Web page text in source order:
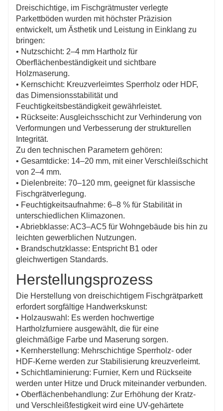
Dreischichtige, im Fischgrätmuster verlegte
Parkettböden wurden mit höchster Präzision
entwickelt, um Ästhetik und Leistung in Einklang zu
bringen:
• Nutzschicht: 2–4 mm Hartholz für
Oberflächenbeständigkeit und sichtbare
Holzmaserung.
• Kernschicht: Kreuzverleimtes Sperrholz oder HDF,
das Dimensionsstabilität und
Feuchtigkeitsbeständigkeit gewährleistet.
• Rückseite: Ausgleichsschicht zur Verhinderung von
Verformungen und Verbesserung der strukturellen
Integrität.
Zu den technischen Parametern gehören:
• Gesamtdicke: 14–20 mm, mit einer Verschleißschicht
von 2–4 mm.
• Dielenbreite: 70–120 mm, geeignet für klassische
Fischgrätverlegung.
• Feuchtigkeitsaufnahme: 6–8 % für Stabilität in
unterschiedlichen Klimazonen.
• Abriebklasse: AC3–AC5 für Wohngebäude bis hin zu
leichten gewerblichen Nutzungen.
• Brandschutzklasse: Entspricht B1 oder
gleichwertigen Standards.
Herstellungsprozess
Die Herstellung von dreischichtigem Fischgrätparkett
erfordert sorgfältige Handwerkskunst:
• Holzauswahl: Es werden hochwertige
Hartholzfurniere ausgewählt, die für eine
gleichmäßige Farbe und Maserung sorgen.
• Kernherstellung: Mehrschichtige Sperrholz- oder
HDF-Kerne werden zur Stabilisierung kreuzverleimt.
• Schichtlaminierung: Furnier, Kern und Rückseite
werden unter Hitze und Druck miteinander verbunden.
• Oberflächenbehandlung: Zur Erhöhung der Kratz-
und Verschleißfestigkeit wird eine UV-gehärtete